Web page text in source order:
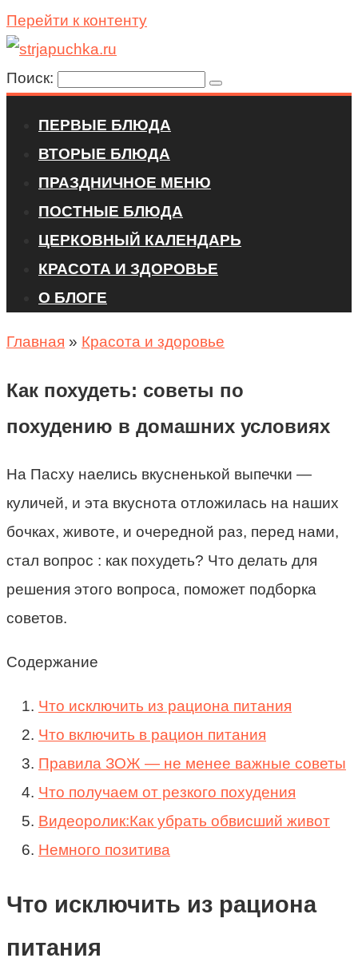
Перейти к контенту
Поиск:
ПЕРВЫЕ БЛЮДА
ВТОРЫЕ БЛЮДА
ПРАЗДНИЧНОЕ МЕНЮ
ПОСТНЫЕ БЛЮДА
ЦЕРКОВНЫЙ КАЛЕНДАРЬ
КРАСОТА И ЗДОРОВЬЕ
О БЛОГЕ
Главная » Красота и здоровье
Как похудеть: советы по
похудению в домашних условиях
На Пасху наелись вкусненькой выпечки —
куличей, и эта вкуснота отложилась на наших
бочках, животе, и очередной раз, перед нами,
стал вопрос : как похудеть? Что делать для
решения этого вопроса, поможет подборка
советов.
Содержание
Что исключить из рациона питания
Что включить в рацион питания
Правила ЗОЖ — не менее важные советы
Что получаем от резкого похудения
Видеоролик:Как убрать обвисший живот
Немного позитива
Что исключить из рациона
питания